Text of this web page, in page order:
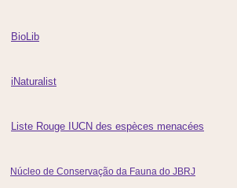
BioLib
iNaturalist
Liste Rouge IUCN des espèces menacées
Núcleo de Conservação da Fauna do JBRJ